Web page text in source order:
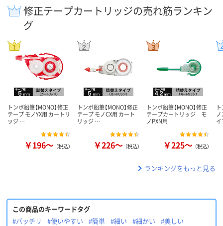
修正テープカートリッジの売れ筋ランキン
グ
トンボ鉛筆【MONO】修正
テープ モノYX用 カートリ
ッジ …
￥196～ （税込）
トンボ鉛筆【MONO】修正
テープ モノCX用 カート
リッジ …
￥226～ （税込）
トンボ鉛筆【MONO】修正
テープカートリッジ モ
ノPXN用
￥225～ （税込）
ランキングをもっと見る
この商品のキーワードタグ
#バッチリ
#使いやすい #簡単 #細い #細かい #美しい